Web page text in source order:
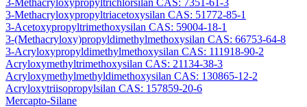
3-Methacryloxypropyltrichlorsilan CAS: 7351-61-3
3-Methacryloxypropyltriacetoxysilan CAS: 51772-85-1
3-Acetoxypropyltrimethoxysilan CAS: 59004-18-1
3-(Methacryloxy)propyldimethylmethoxysilan CAS: 66753-64-8
3-Acryloxypropyldimethylmethoxysilan CAS: 111918-90-2
Acryloxymethyltrimethoxysilan CAS: 21134-38-3
Acryloxymethylmethyldimethoxysilan CAS: 130865-12-2
Acryloxytriisopropylsilan CAS: 157859-20-6
Mercapto-Silane